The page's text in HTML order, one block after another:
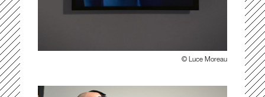
© Luce Moreau